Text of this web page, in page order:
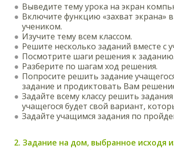
Выведите тему урока на экран
Включите функцию «захват экрана»
учеником.
Изучите тему всем классом.
Решите несколько заданий вместе с
Посмотрите шаги решения к заданию.
Разберите по шагам ход решения.
Попросите решить задание
задание и продиктовать Вам
Задайте всему классу решить
учащегося будет свой вариант,
Задайте учащимся задания по
2. Задание на дом, выбранное исходя